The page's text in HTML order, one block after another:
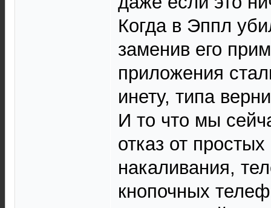
Когда в Эппл
заменив его
приложения
инету, типа
И то что мы
отказ от
накаливания,
кнопочных